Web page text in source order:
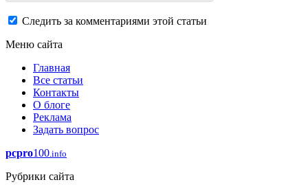
Следить за комментариями этой статьи
Меню сайта
Главная
Все статьи
Контакты
О блоге
Реклама
Задать вопрос
pcpro100.info
Рубрики сайта